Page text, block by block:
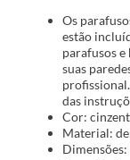
Os
estão
parafusos e
suas
das
Cor:
Material:
Dimensões: